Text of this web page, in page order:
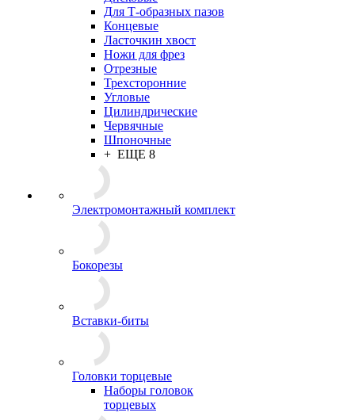
Для Т-образных пазов
Концевые
Ласточкин хвост
Ножи для фрез
Отрезные
Трехсторонние
Угловые
Цилиндрические
Червячные
Шпоночные
+ ЕЩЕ 8
Электромонтажный комплект
Бокорезы
Вставки-биты
Головки торцевые
Наборы головок
торцевых